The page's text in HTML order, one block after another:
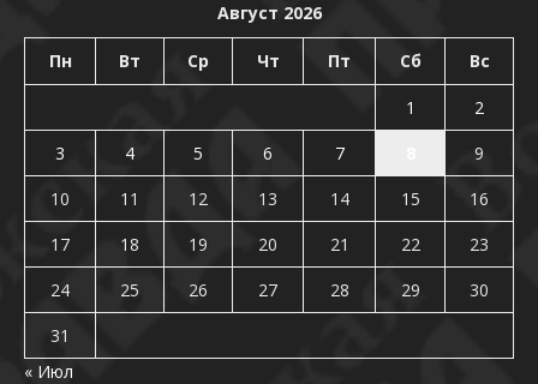
Август 2026
Пн Вт Ср Чт Пт Сб Вс
1
2
3
4 5 6 7
9
10
11 12 13 14 15
16
17
18 19 20 21 22
23
24
25 26 27 28 29
30
31
« Июл